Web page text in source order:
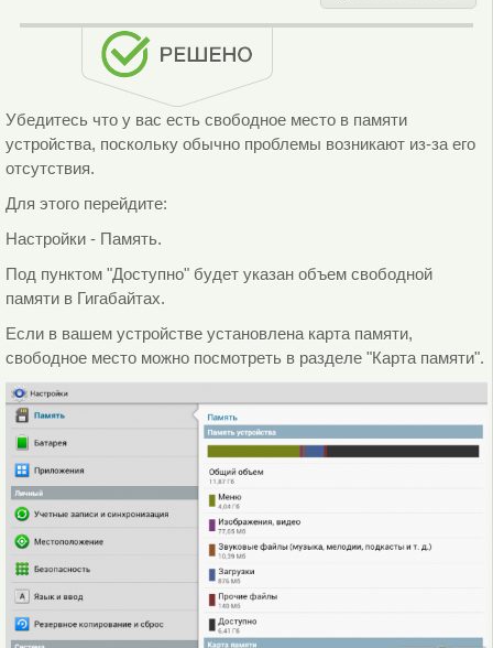
Убедитесь что у вас есть свободное место в памяти
устройства, поскольку обычно проблемы возникают из-за его
отсутствия.
Для этого перейдите:
Настройки - Память.
Под пунктом "Доступно" будет указан объем свободной
памяти в Гигабайтах.
Если в вашем устройстве установлена карта памяти,
свободное место можно посмотреть в разделе "Карта памяти".